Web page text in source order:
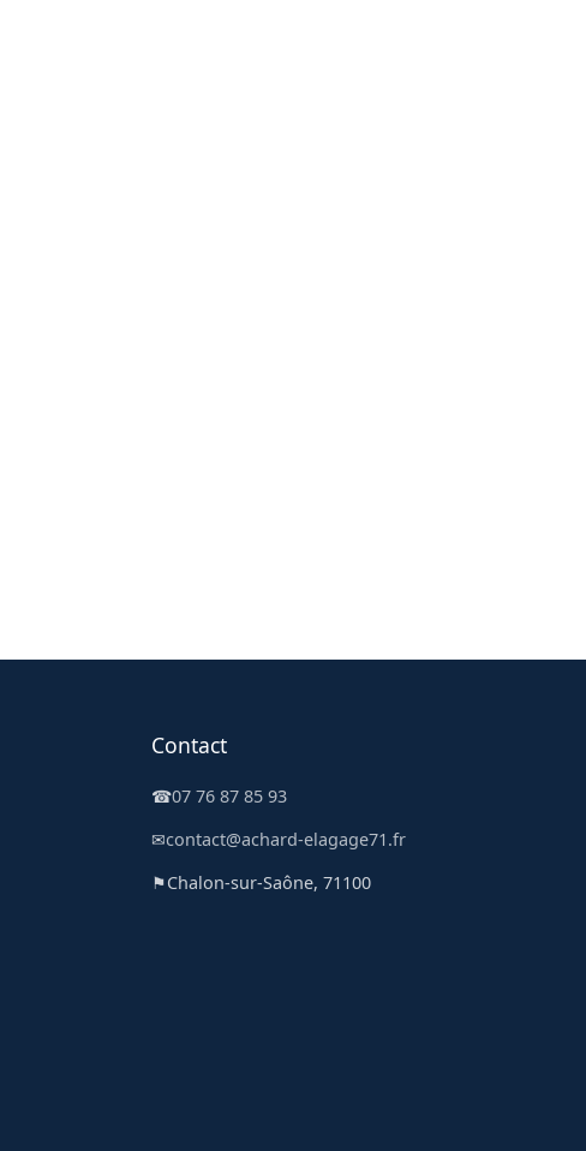
Contact
☎07 76 87 85 93
✉contact@achard-elagage71.fr
⚑Chalon-sur-Saône, 71100